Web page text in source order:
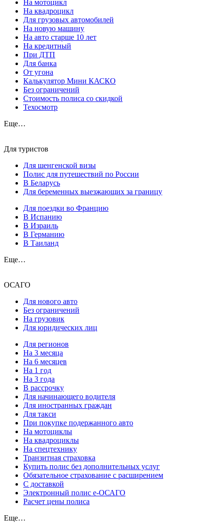
На мотоцикл
На квадроцикл
Для грузовых автомобилей
На новую машину
На авто старше 10 лет
На кредитный
При ДТП
Для банка
От угона
Калькулятор Мини КАСКО
Без ограничений
Стоимость полиса со скидкой
Техосмотр
Еще…
Для туристов
Для шенгенской визы
Полис для путешествий по России
В Беларусь
Для беременных выезжающих за границу
Для поездки во Францию
В Испанию
В Израиль
В Германию
В Таиланд
Еще…
ОСАГО
Для нового авто
Без ограничений
На грузовик
Для юридических лиц
Для регионов
На 3 месяца
На 6 месяцев
На 1 год
На 3 года
В рассрочку
Для начинающего водителя
Для иностранных граждан
Для такси
При покупке подержанного авто
На мотоциклы
На квадроциклы
На спецтехнику
Транзитная страховка
Купить полис без дополнительных услуг
Обязательное страхование с расширением
С доставкой
Электронный полис е-ОСАГО
Расчет цены полиса
Еще…